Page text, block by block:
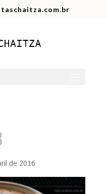
de 2016